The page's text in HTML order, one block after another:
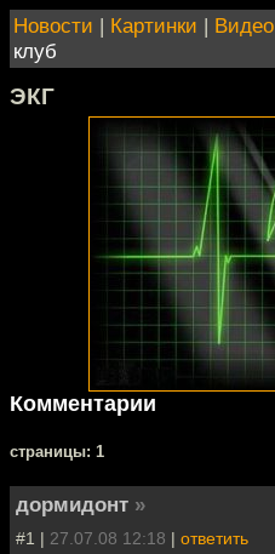
Новости | Картинки | Видео
клуб
ЭКГ
Комментарии
cтраницы: 1
дормидонт »
#1 | 27.07.08 12:18 | ответить